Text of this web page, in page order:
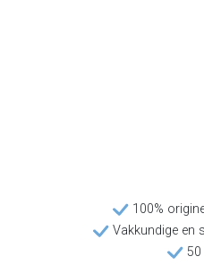
100%
Vakkundige en
50